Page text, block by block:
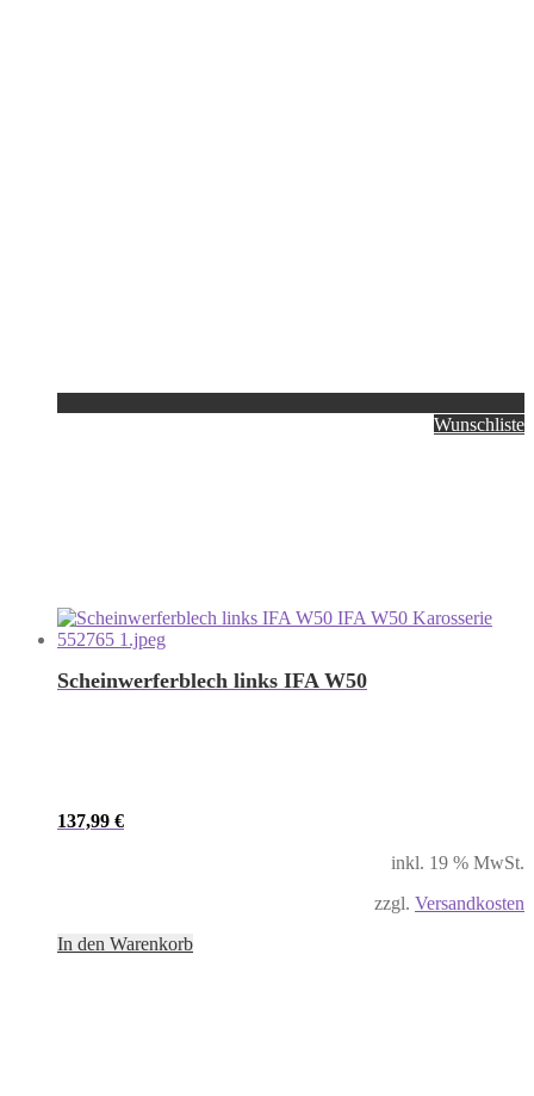
Wunschliste
Scheinwerferblech links IFA W50
137,99 €
inkl. 19 % MwSt.
zzgl. Versandkosten
In den Warenkorb